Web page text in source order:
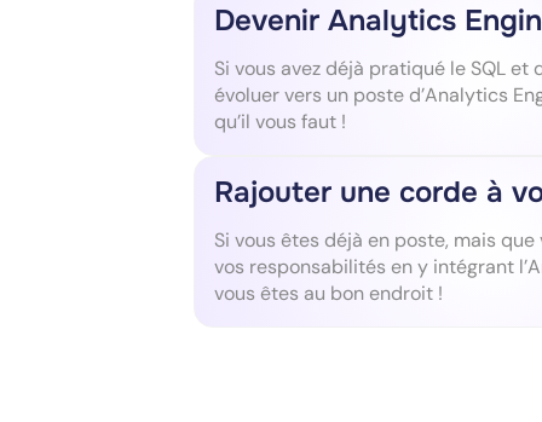
Devenir Analytics
Si vous avez déjà pratiqué le SQL et
évoluer vers un poste d’Analytics
qu’il vous faut !
Rajouter une corde à
Si vous êtes déjà en poste, mais
vos responsabilités en y intégrant
vous êtes au bon endroit !